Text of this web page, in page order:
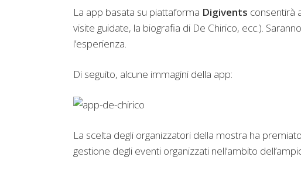
La app basata su piattaforma Digivents consentirà
visite guidate, la biografia di De Chirico, ecc.).
l’esperienza.
Di seguito, alcune immagini della app:
La scelta degli organizzatori della mostra ha
gestione degli eventi organizzati nell’ambito